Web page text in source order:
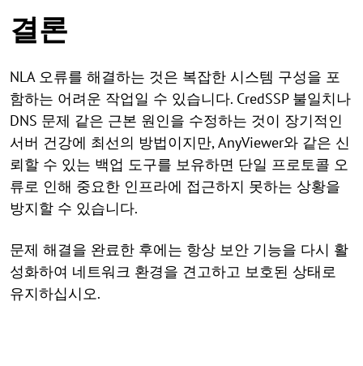
결론
NLA 오류를 해결하는 것은 복잡한 시스템 구성을 포
함하는 어려운 작업일 수 있습니다. CredSSP 불일치나
DNS 문제 같은 근본 원인을 수정하는 것이 장기적인
서버 건강에 최선의 방법이지만, AnyViewer와 같은 신
뢰할 수 있는 백업 도구를 보유하면 단일 프로토콜 오
류로 인해 중요한 인프라에 접근하지 못하는 상황을
방지할 수 있습니다.
문제 해결을 완료한 후에는 항상 보안 기능을 다시 활
성화하여 네트워크 환경을 견고하고 보호된 상태로
유지하십시오.